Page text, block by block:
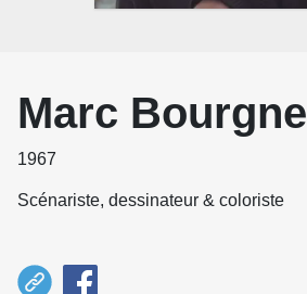
Marc Bourgne
1967
Scénariste, dessinateur & coloriste